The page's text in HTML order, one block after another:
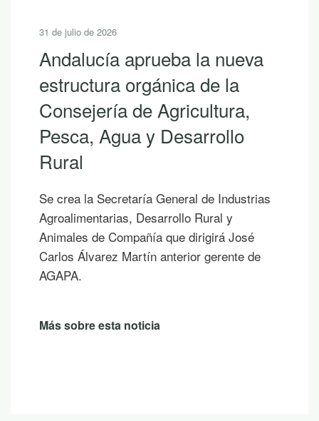
31 de julio de 2026
Andalucía aprueba la nueva
estructura orgánica de la
Consejería de Agricultura,
Pesca, Agua y Desarrollo
Rural
Se crea la Secretaría General de Industrias
Agroalimentarias, Desarrollo Rural y
Animales de Compañía que dirigirá José
Carlos Álvarez Martín anterior gerente de
AGAPA.
Más sobre esta noticia